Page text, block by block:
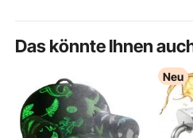
Das könnte Ihnen
Neu